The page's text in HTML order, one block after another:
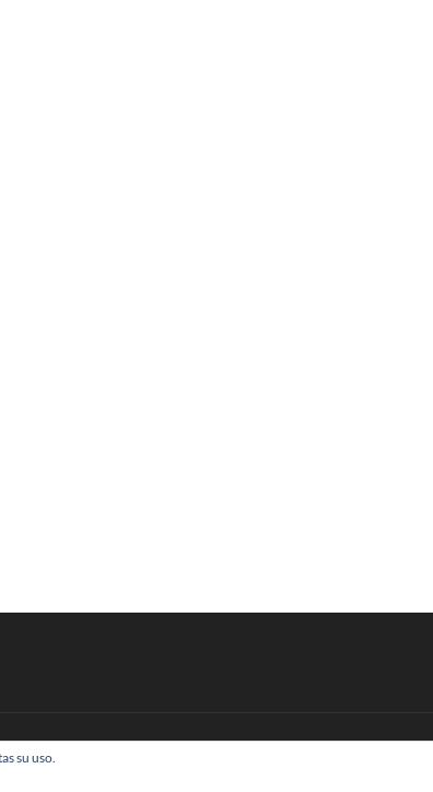
Todos los derechos reservados
su uso.